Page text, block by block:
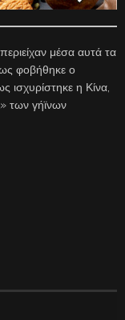
μέσα αυτά τα
φοβήθηκε ο
η Κίνα,
των γήϊνων